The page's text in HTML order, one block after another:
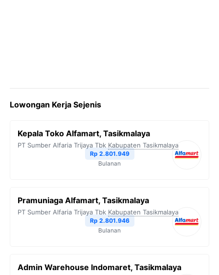
Lowongan Kerja Sejenis
Kepala Toko Alfamart, Tasikmalaya
PT Sumber Alfaria Trijaya Tbk Kabupaten Tasikmalaya
Rp 2.801.949
Bulanan
Pramuniaga Alfamart, Tasikmalaya
PT Sumber Alfaria Trijaya Tbk Kabupaten Tasikmalaya
Rp 2.801.946
Bulanan
Admin Warehouse Indomaret, Tasikmalaya